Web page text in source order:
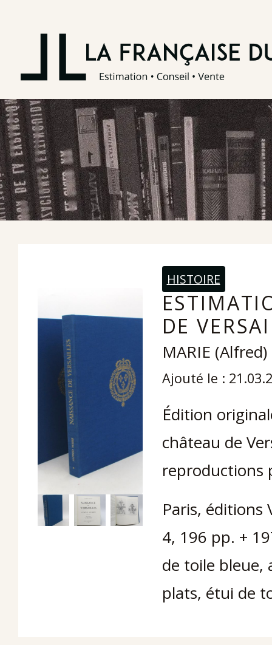
HISTOIRE
DE
MARIE (Alfred)
Ajouté le :
Édition
château de
reproductions
Paris, éditions
4, 196 pp. +
de toile bleue,
plats, étui de